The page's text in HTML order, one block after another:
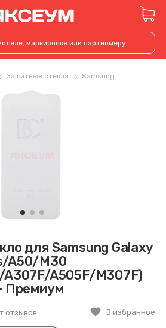
Защитные стекла Samsung
для Samsung Galaxy
A50/M30
A505F/M307F)
Премиум
отзывов favorite В избранное